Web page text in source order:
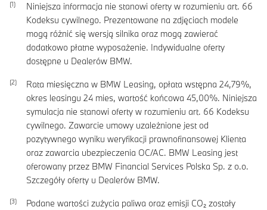
Niniejsza informacja nie stanowi oferty w rozumieniu art. 66
Kodeksu cywilnego. Prezentowane na zdjęciach modele
mogą różnić się wersją silnika oraz mogą zawierać
dodatkowo płatne wyposażenie. Indywidualne oferty
dostępne u Dealerów BMW.
Rata miesięczna w BMW Leasing, opłata wstępna 24,79%,
okres leasingu 24 mies, wartość końcowa 45,00%. Niniejsza
symulacja nie stanowi oferty w rozumieniu art. 66 Kodeksu
cywilnego. Zawarcie umowy uzależnione jest od
pozytywnego wyniku weryfikacji prawnofinansowej Klienta
oraz zawarcia ubezpieczenia OC/AC. BMW Leasing jest
oferowany przez BMW Financial Services Polska Sp. z o.o.
Szczegóły oferty u Dealerów BMW.
Podane wartości zużycia paliwa oraz emisji CO₂ zostały